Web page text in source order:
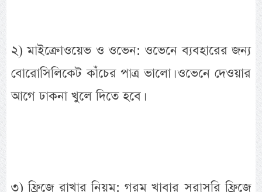
২) মাইক্রোওয়েভ ও ওভেন: ওভেনে ব্যবহারের জন্য
বোরোসিলিকেট কাঁচের পাত্র ভালো। ওভেনে দেওয়ার
আগে ঢাকনা খুলে দিতে হবে।
৩) ফ্রিজে রাখার নিয়ম: গরম খাবার সরাসরি ফ্রিজে